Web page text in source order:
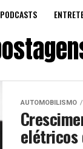
PODCASTS
AUTOMOBILISMO
elétricos